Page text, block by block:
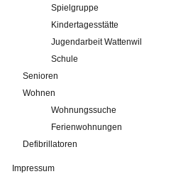
Spielgruppe
Kindertagesstätte
Jugendarbeit Wattenwil
Schule
Senioren
Wohnen
Wohnungssuche
Ferienwohnungen
Defibrillatoren
Impressum